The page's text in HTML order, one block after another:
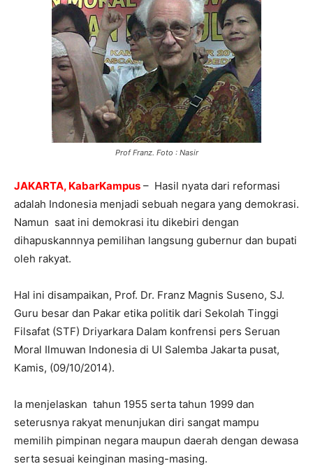
Prof Franz. Foto : Nasir
JAKARTA, KabarKampus – Hasil nyata dari reformasi
adalah Indonesia menjadi sebuah negara yang demokrasi.
Namun saat ini demokrasi itu dikebiri dengan
dihapuskannnya pemilihan langsung gubernur dan bupati
oleh rakyat.
Hal ini disampaikan, Prof. Dr. Franz Magnis Suseno, SJ.
Guru besar dan Pakar etika politik dari Sekolah Tinggi
Filsafat (STF) Driyarkara Dalam konfrensi pers Seruan
Moral Ilmuwan Indonesia di UI Salemba Jakarta pusat,
Kamis, (09/10/2014).
Ia menjelaskan tahun 1955 serta tahun 1999 dan
seterusnya rakyat menunjukan diri sangat mampu
memilih pimpinan negara maupun daerah dengan dewasa
serta sesuai keinginan masing-masing.